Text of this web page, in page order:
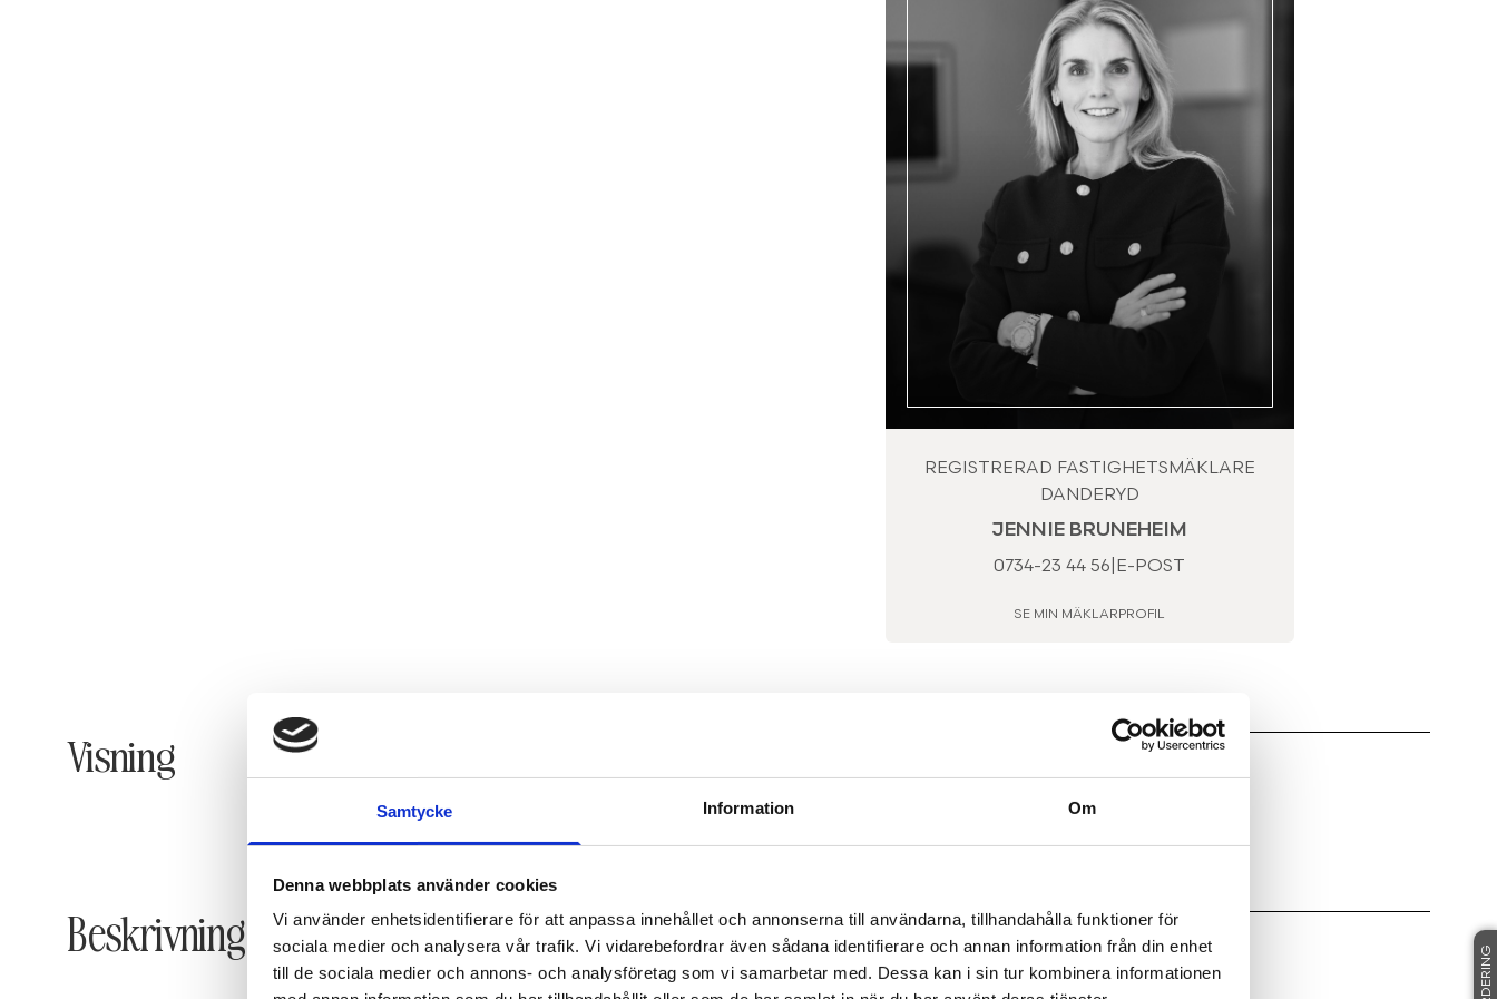
Samtycke Information Om
Denna webbplats använder cookies
Vi använder enhetsidentifierare för att anpassa innehållet och annonserna till användarna, tillhandahålla funktioner för
sociala medier och analysera vår trafik. Vi vidarebefordrar även sådana identifierare och annan information från din enhet
till de sociala medier och annons- och analysföretag som vi samarbetar med. Dessa kan i sin tur kombinera informationen
REGISTRERAD FASTIGHETSMÄKLARE
DANDERYD
JENNIE BRUNEHEIM
0734-23 44 56 E-POST
SE MIN MÄKLARPROFIL
Visning
KONTAKTA FASTIGHETSMÄKLAREN FÖR VISNINGSTID.
Beskrivning